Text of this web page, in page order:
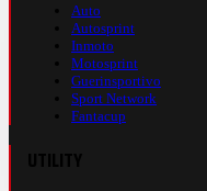
Auto
Autosprint
Inmoto
Motosprint
Guerinsportivo
Sport Network
Fantacup